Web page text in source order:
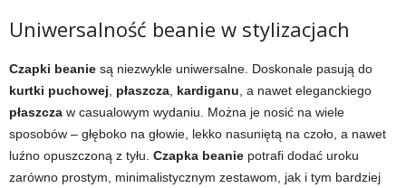
Uniwersalność beanie w stylizacjach
Czapki beanie są niezwykle uniwersalne. Doskonale pasują do
kurtki puchowej
płaszcza kardiganu , a nawet eleganckiego
płaszcza w casualowym wydaniu. Można je nosić na wiele
sposobów – głęboko na głowie, lekko nasuniętą na czoło, a nawet
luźno opuszczoną z tyłu. Czapka beanie potrafi dodać uroku
zarówno prostym, minimalistycznym zestawom, jak i tym bardziej